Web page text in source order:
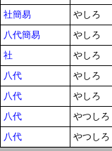
社簡易
やしろ
八代簡易
やしろ
社
やしろ
八代
やしろ
八代
やしろ
八代
やつしろ
八代
やつしろ